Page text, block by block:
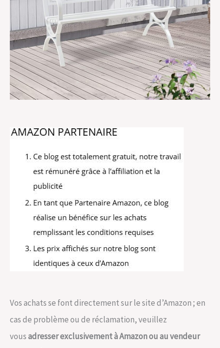
Vos achats se font directement sur le site d’Amazon ; en
cas de problème ou de réclamation, veuillez
vousadresser exclusivement à Amazon ou au vendeur